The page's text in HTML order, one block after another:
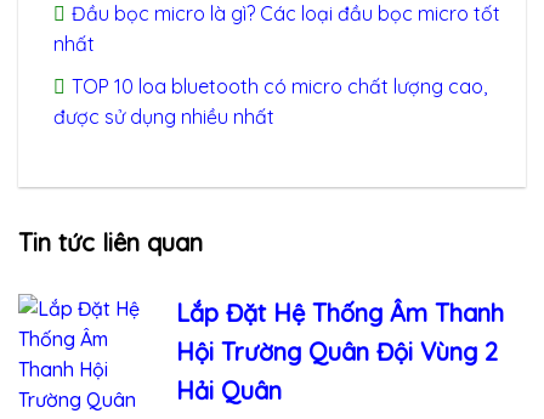
Đầu bọc micro là gì? Các loại đầu bọc micro tốt
nhất
TOP 10 loa bluetooth có micro chất lượng cao,
được sử dụng nhiều nhất
Tin tức liên quan
Lắp Đặt Hệ Thống Âm Thanh
Hội Trường Quân Đội Vùng 2
Hải Quân